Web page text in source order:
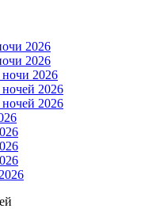
2026
2026
2026
2026
2026